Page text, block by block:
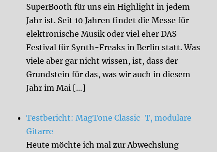
SuperBooth für uns ein Highlight in jedem
Jahr ist. Seit 10 Jahren findet die Messe für
elektronische Musik oder viel eher DAS
Festival für Synth-Freaks in Berlin statt. Was
viele aber gar nicht wissen, ist, dass der
Grundstein für das, was wir auch in diesem
Jahr im Mai […]
Testbericht: MagTone Classic-T, modulare
Gitarre
Heute möchte ich mal zur Abwechslung